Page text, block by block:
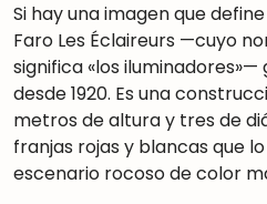
Si hay una imagen que
Faro Les Éclaireurs —cuyo
significa «los
desde 1920. Es una
metros de altura y tres de
franjas rojas y blancas que
escenario rocoso de color